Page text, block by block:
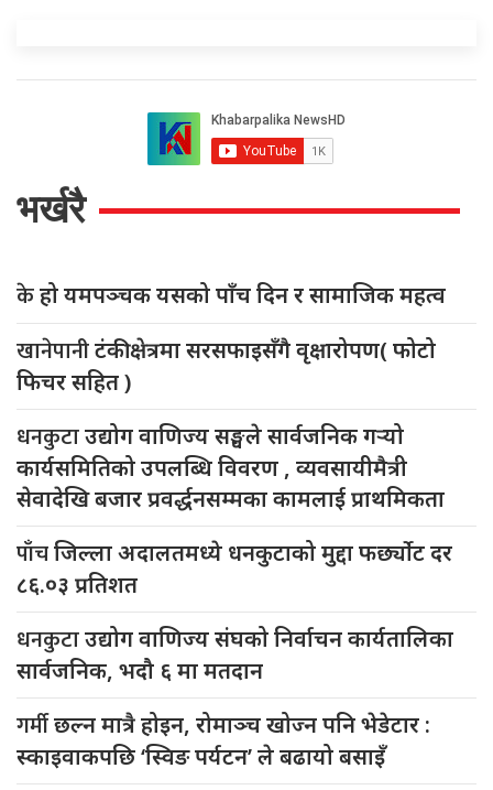
भर्खरै
केहो यमपञ्चक यसको पाँच दिन र सामाजिक महत्व
खानेपानीटंकी क्षेत्रमा सरसफाइसँगै वृक्षारोपण( फोटो
फिचर सहित )
धनकुटाउद्योग वाणिज्य सङ्घले सार्वजनिक गर्‍यो
कार्यसमितिको उपलब्धि विवरण , व्यवसायीमैत्री
सेवादेखि बजार प्रवर्द्धनसम्मका कामलाई प्राथमिकता
पाँचजिल्ला अदालतमध्ये धनकुटाको मुद्दा फर्छ्योट दर
८६.०३ प्रतिशत
धनकुटाउद्योग वाणिज्य संघको निर्वाचन कार्यतालिका
सार्वजनिक, भदौ ६ मा मतदान
गर्मीछल्न मात्रै होइन, रोमाञ्च खोज्न पनि भेडेटार :
स्काइवाकपछि ‘स्विङ पर्यटन’ ले बढायो बसाइँ